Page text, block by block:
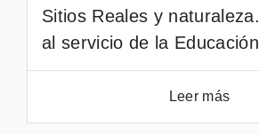
Sitios Reales y
al servicio de la
Leer más